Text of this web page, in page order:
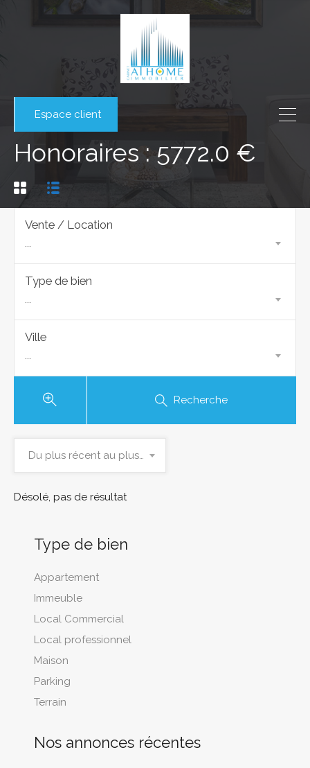
Espace client
Honoraires : 5772.0 €
Vente / Location
...
Type de bien
...
Ville
...
Recherche
Du plus récent au plus ancien
Désolé, pas de résultat
Type de bien
Appartement
Immeuble
Local Commercial
Local professionnel
Maison
Parking
Terrain
Nos annonces récentes